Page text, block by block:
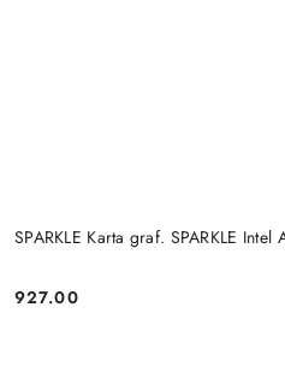
SPARKLE Karta graf. SPARKLE
Cena:
927.00